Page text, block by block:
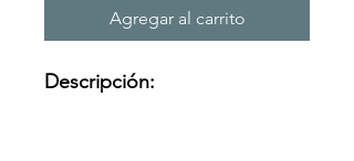
Agregar al carrito
Descripción: